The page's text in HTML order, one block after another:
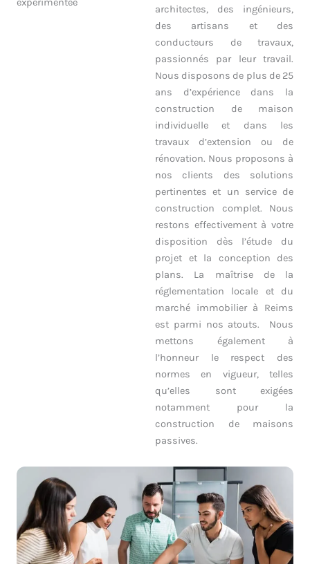
architectes, des ingénieurs,
des artisans et des
conducteurs de travaux,
passionnés par leur travail.
Nous disposons de plus de 25
ans d’expérience dans la
construction de maison
individuelle et dans les
travaux d’extension ou de
rénovation. Nous proposons à
nos clients des solutions
pertinentes et un service de
construction complet. Nous
restons effectivement à votre
disposition dès l’étude du
projet et la conception des
plans. La maîtrise de la
réglementation locale et du
marché immobilier à Reims
est parmi nos atouts. Nous
mettons également à
l’honneur le respect des
normes en vigueur, telles
qu’elles sont exigées
notamment pour la
construction de maisons
passives.